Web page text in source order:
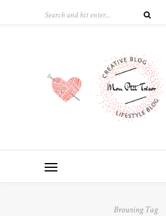
Browsing Tag